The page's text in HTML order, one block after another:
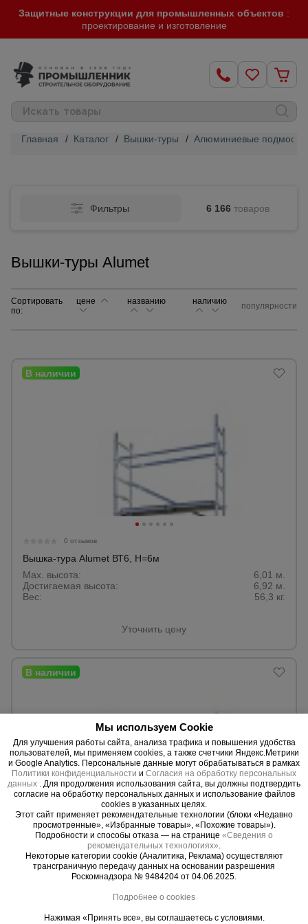
Защитные конструкции для промышленных объектов :
проектирование и изготовление
Главная / Каталог / Вышки-туры / Алюминиевые подмости
Фильтры 6 166 товаров
Вышки-туры Alumet
Сортировать
по:
цене названию наличию популярности
0 отзывов
Вышка-тура Alumet ВТ6, Н=6м
Max. высота:
6,01 м.
Достигаемая высота:
6,92 м.
Вес:
56,3 кг.
Уточнить цену
0 отзывов
Вышка-тура Alumet ВТ8, Н=4м
Max. высота:
оборудование
для
строительства
Оборудование
для работы с
арматурой
Оборудование
для бетонных
работ
Техника
Мы используем Cookie
Для улучшения работы сайта, анализа трафика и повышения удобства
пользователей, мы применяем cookies, а также счетчики Яндекс.Метрики
и Google Analytics. Персональные данные могут обрабатываться в рамках
Политики конфиденциальности и Согласия на обработку персональных
данных . Для продолжения использования сайта, вы должны подтвердить
согласие на обработку персональных данных и использование файлов
cookies в указанных целях.
Этот сайт применяет рекомендательные технологии (блоки «Недавно
просмотренные», «Избранные товары», «Похожие товары»).
Подробности и способы отказа — на странице «Сведения о
рекомендательных технологиях».
Некоторые категории cookie (Аналитика, Реклама) осуществляют
трансграничную передачу данных на основании разрешения
Роскомнадзора № 9484204 от 04.06.2025.
Подробнее о cookies
Нажимая «Принять все», вы соглашаетесь с условиями.